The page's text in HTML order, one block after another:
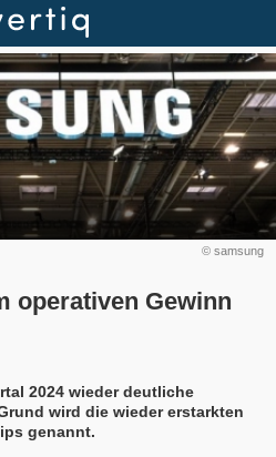
© samsung
operativen Gewinn
2024 wieder deutliche
wird die wieder erstarkten
genannt.